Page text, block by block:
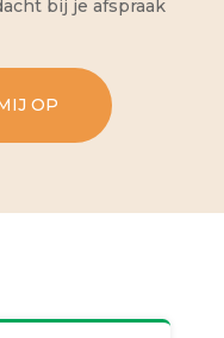
bij je afspraak
OP